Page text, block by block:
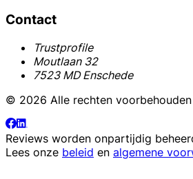
Contact
Trustprofile
Moutlaan 32
7523 MD Enschede
© 2026 Alle rechten voorbehouden
Reviews worden onpartijdig
Lees onze beleid en algemene